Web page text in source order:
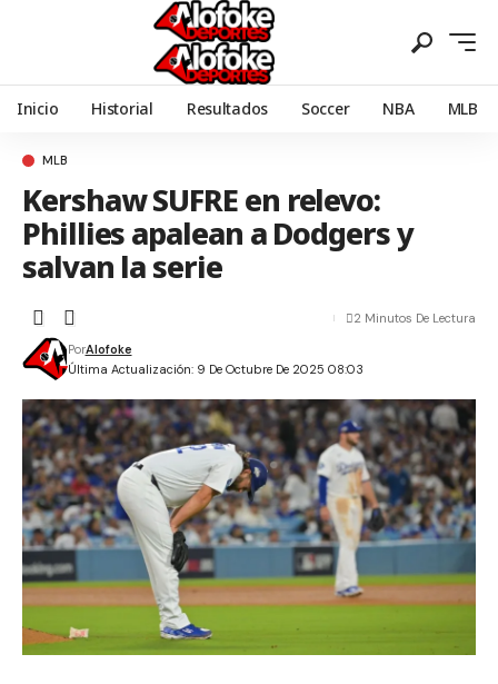
Inicio Historial Resultados Soccer NBA MLB
MLB
Kershaw SUFRE en relevo:
Phillies apalean a Dodgers y
salvan la serie
Última Actualización: 9 De Octubre De 2025 08:03
PorAlofoke
2 Minutos De Lectura